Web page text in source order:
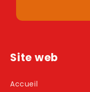
Site web
Accueil